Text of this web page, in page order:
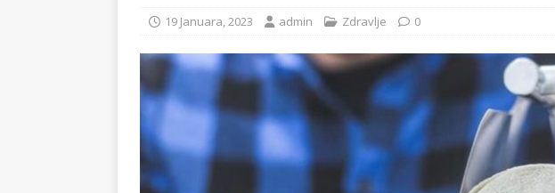
19 Januara, 2023 admin Zdravlje 0